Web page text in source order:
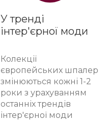
У тренді
інтер'єрної моди
Колекції
європейських шпалер
змінюються кожні 1-2
роки з урахуванням
останніх трендів
інтер'єрної моди